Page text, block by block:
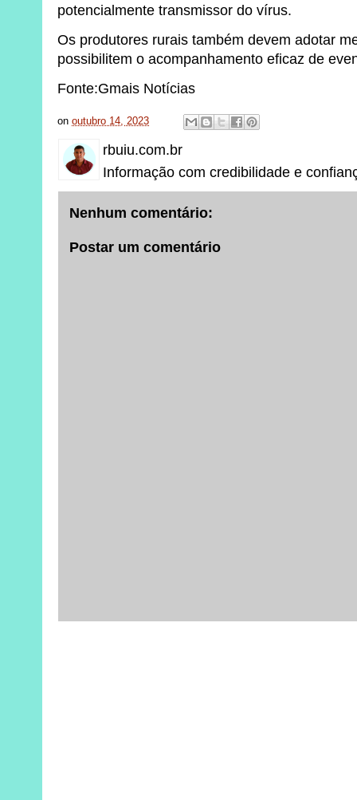
potencialmente transmissor do vírus.
Os produtores rurais também devem adotar
possibilitem o acompanhamento eficaz de
Fonte:Gmais Notícias
onoutubro 14, 2023
rbuiu.com.br
Informação com credibilidade e
Nenhum comentário:
Postar um comentário